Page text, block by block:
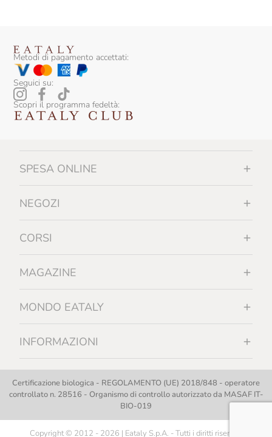
Metodi di pagamento accettati:
Seguici su:
Scopri il programma fedeltà:
SPESA ONLINE
NEGOZI
CORSI
MAGAZINE
MONDO EATALY
INFORMAZIONI
Certificazione biologica - REGOLAMENTO (UE) 2018/848 - operatore
controllato n. 28516 - Organismo di controllo autorizzato da MASAF IT-
BIO-019
Copyright © 2012 - 2026 | Eataly S.p.A. - Tutti i diritti riservati